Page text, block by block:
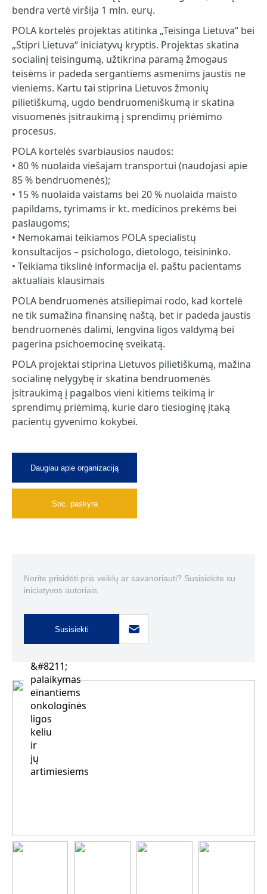
bendra vertė viršija 1 mln. eurų.
POLA kortelės projektas atitinka „Teisinga Lietuva“ bei
„Stipri Lietuva“ iniciatyvų kryptis. Projektas skatina
socialinį teisingumą, užtikrina paramą žmogaus
teisėms ir padeda sergantiems asmenims jaustis ne
vieniems. Kartu tai stiprina Lietuvos žmonių
pilietiškumą, ugdo bendruomeniškumą ir skatina
visuomenės įsitraukimą į sprendimų priėmimo
procesus.
POLA kortelės svarbiausios naudos:
• 80 % nuolaida viešajam transportui (naudojasi apie
85 % bendruomenės);
• 15 % nuolaida vaistams bei 20 % nuolaida maisto
papildams, tyrimams ir kt. medicinos prekėms bei
paslaugoms;
• Nemokamai teikiamos POLA specialistų
konsultacijos – psichologo, dietologo, teisininko.
• Teikiama tikslinė informacija el. paštu pacientams
aktualiais klausimais
POLA bendruomenės atsiliepimai rodo, kad kortelė
ne tik sumažina finansinę naštą, bet ir padeda jaustis
bendruomenės dalimi, lengvina ligos valdymą bei
pagerina psichoemocinę sveikatą.
POLA projektai stiprina Lietuvos pilietiškumą, mažina
socialinę nelygybę ir skatina bendruomenės
įsitraukimą į pagalbos vieni kitiems teikimą ir
sprendimų priėmimą, kurie daro tiesioginę įtaką
pacientų gyvenimo kokybei.
Daugiau apie organizaciją
Soc. paskyra
Norite prisidėti prie veiklų ar savanoriauti? Susisiekite su
iniciatyvos autoriais.
Susisiekti